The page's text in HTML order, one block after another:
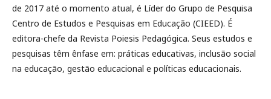
de 2017 até o momento atual, é Líder do Grupo de Pesquisa
Centro de Estudos e Pesquisas em Educação (CIEED). É
editora-chefe da Revista Poiesis Pedagógica. Seus estudos e
pesquisas têm ênfase em: práticas educativas, inclusão social
na educação, gestão educacional e políticas educacionais.